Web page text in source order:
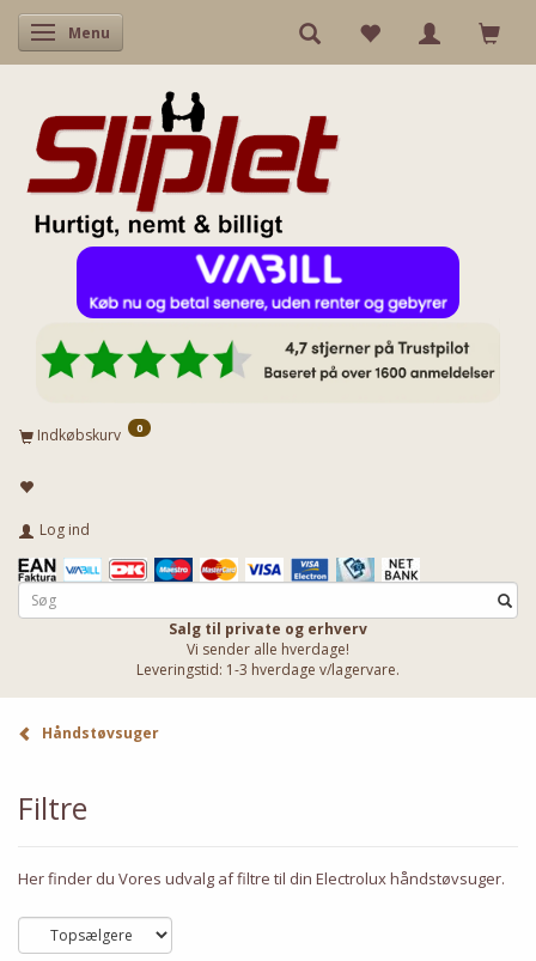
Skifte navigation
Menu
Indkøbskurv 0
Log ind
Salg til private og erhverv
Vi sender alle hverdage!
Leveringstid: 1-3 hverdage v/lagervare.
Håndstøvsuger
Filtre
Her finder du Vores udvalg af filtre til din Electrolux håndstøvsuger.